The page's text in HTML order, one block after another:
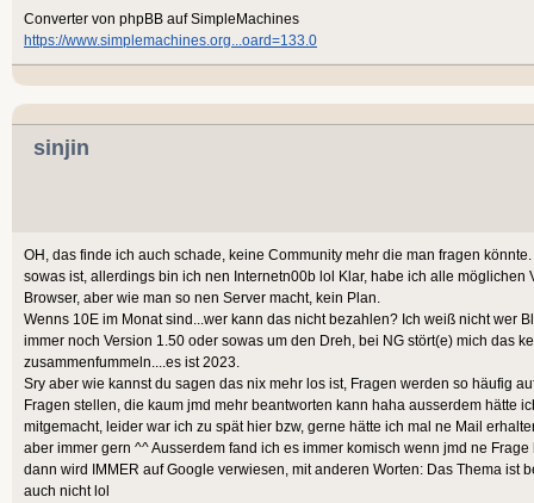
Converter von phpBB auf SimpleMachines
https://www.simplemachines.org...oard=133.0
sinjin
OH, das finde ich auch schade, keine Community mehr die man fragen
sowas ist, allerdings bin ich nen Internetn00b lol Klar, habe ich alle möglichen
Browser, aber wie man so nen Server macht, kein Plan.
Wenns 10E im Monat sind...wer kann das nicht bezahlen? Ich weiß nicht wer
immer noch Version 1.50 oder sowas um den Dreh, bei NG stört(e) mich das
zusammenfummeln....es ist 2023.
Sry aber wie kannst du sagen das nix mehr los ist, Fragen werden so häufig
Fragen stellen, die kaum jmd mehr beantworten kann haha ausserdem hätte
mitgemacht, leider war ich zu spät hier bzw, gerne hätte ich mal ne Mail
aber immer gern ^^ Ausserdem fand ich es immer komisch wenn jmd ne
dann wird IMMER auf Google verwiesen, mit anderen Worten: Das Thema ist
auch nicht lol